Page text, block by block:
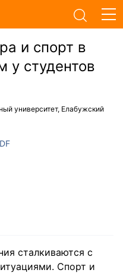
и спорт в
у студентов
университет, Елабужский
сталкиваются с
Спорт и